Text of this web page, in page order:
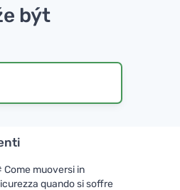
být
Come muoversi in
quando si soffre